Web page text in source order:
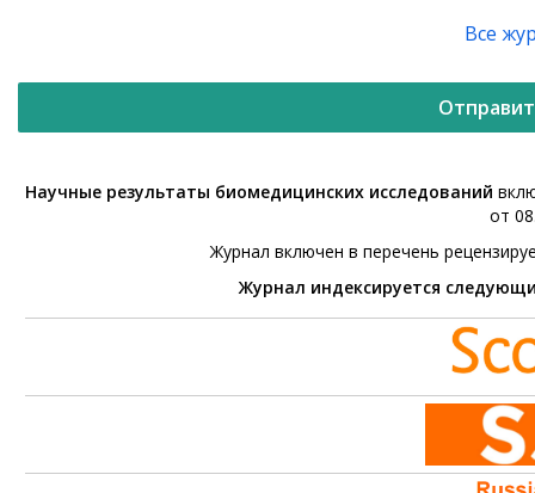
Все
Научные результаты биомедицинских исследований
от
Журнал включен в перечень
Журнал индексируется